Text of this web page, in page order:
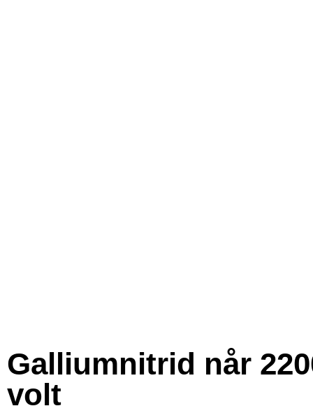
Galliumnitrid når
volt